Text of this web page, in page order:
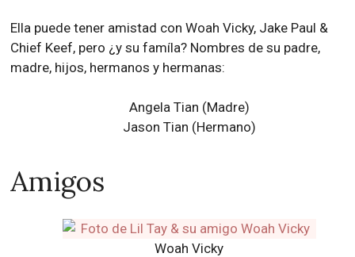
Ella puede tener amistad con Woah Vicky, Jake Paul &
Chief Keef, pero ¿y su famíla? Nombres de su padre,
madre, hijos, hermanos y hermanas:
Angela Tian (Madre)
Jason Tian (Hermano)
Amigos
Woah Vicky